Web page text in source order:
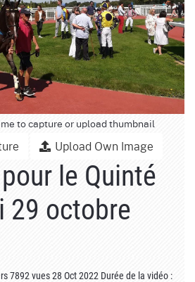
to capture or upload thumbnail
Upload Own Image
le Quinté
29 octobre
7892 vues28 Oct 2022 Durée de la vidéo :